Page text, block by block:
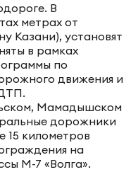
В
метрах от
Казани), установят
в рамках
по
движения и
Мамадышском
дорожники
15 километров
на
М-7 «Волга».